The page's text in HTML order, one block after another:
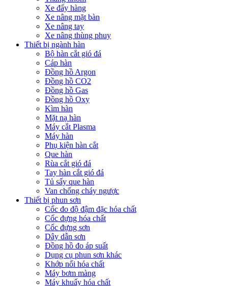
Xe đẩy hàng
Xe nâng mặt bàn
Xe nâng tay
Xe nâng thùng phuy
Thiết bị ngành hàn
Bộ hàn cắt gió đá
Cáp hàn
Đồng hồ Argon
Đồng hồ CO2
Đồng hồ Gas
Đồng hồ Oxy
Kìm hàn
Mặt nạ hàn
Máy cắt Plasma
Máy hàn
Phụ kiện hàn cắt
Que hàn
Rùa cắt gió đá
Tay hàn cắt gió đá
Tủ sấy que hàn
Van chống cháy ngược
Thiết bị phun sơn
Cốc đo độ đậm đặc hóa chất
Cốc đựng hóa chất
Cốc đựng sơn
Dây dẫn sơn
Đồng hồ đo áp suất
Dụng cụ phun sơn khác
Khớp nối hóa chất
Máy bơm màng
Máy khuấy hóa chất